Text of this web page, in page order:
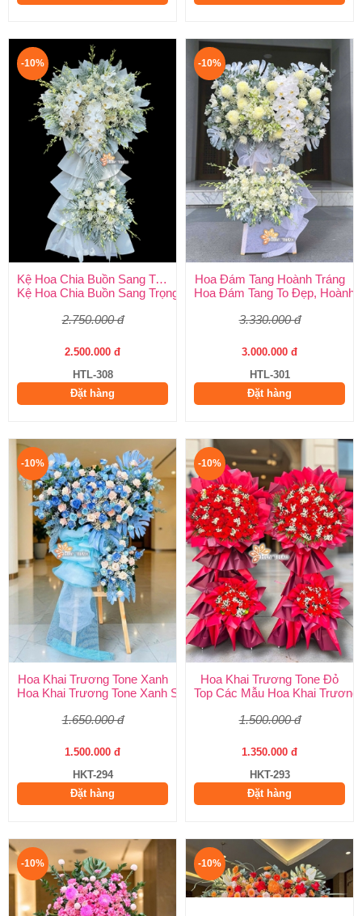
-10%
Kệ Hoa Chia Buồn Sang Trọng
Kệ Hoa Chia Buồn Sang Trọng – Lời Tiễn Biệt Thành Kính Và
2.750.000 đ
2.500.000 đ
HTL-308
Đặt hàng
-10%
Hoa Đám Tang Hoành Tráng
Hoa Đám Tang To Đẹp, Hoành
3.330.000 đ
3.000.000 đ
HTL-301
Đặt hàng
-10%
Hoa Khai Trương Tone Xanh
Hoa Khai Trương Tone Xanh Sang Trọng, Độc Đáo | Shop Hoa
1.650.000 đ
1.500.000 đ
HKT-294
Đặt hàng
-10%
Hoa Khai Trương Tone Đỏ
Top Các Mẫu Hoa Khai
1.500.000 đ
1.350.000 đ
HKT-293
Đặt hàng
-10% -10%